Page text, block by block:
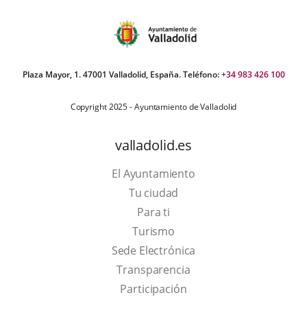
Plaza Mayor, 1. 47001 Valladolid, España. Teléfono:+34 983 426 100
Copyright 2025 - Ayuntamiento de Valladolid
valladolid.es
El Ayuntamiento
Tu ciudad
Para ti
TurismoThis
link
will
open
Sede Electrónica
Transparencia
Participación